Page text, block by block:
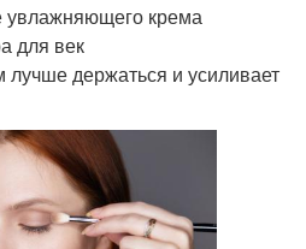
увлажняющего крема
для век
держаться и усиливает